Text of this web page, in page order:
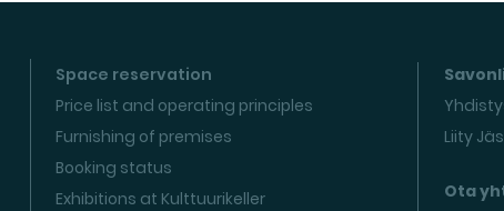
Space reservation
Price list and operating principles
Furnishing of premises
Booking status
Exhibitions at Kulttuurikeller
Liity
Ota